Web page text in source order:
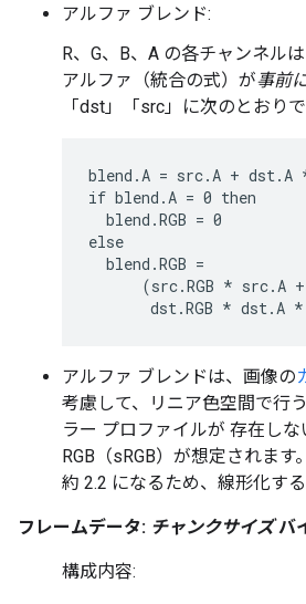
アルファ ブレンド:
R、G、B、A の各チャンネル
アルファ（統合の式）が事前
「dst」「src」に次のとおりで
blend.A = src.A + dst.A
if blend.A = 0 then
  blend.RGB = 0
else
  blend.RGB =
      (src.RGB *
src.A +
       dst.RGB
* dst.A *
アルファ ブレンドは、画像の
考慮して、リニア色空間で行
ラー プロファイルが 存在し
RGB（sRGB）が想定されます
約 2.2 になるため、線形化す
フレームデータ: チャンクサイズバ
構成内容: